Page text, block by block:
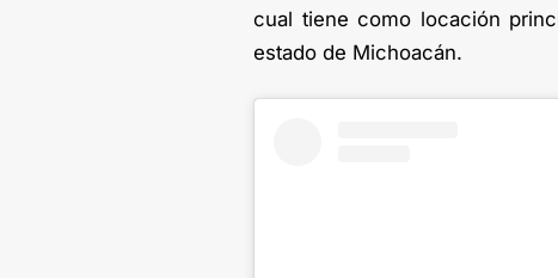
cual tiene como locación
estado de Michoacán.